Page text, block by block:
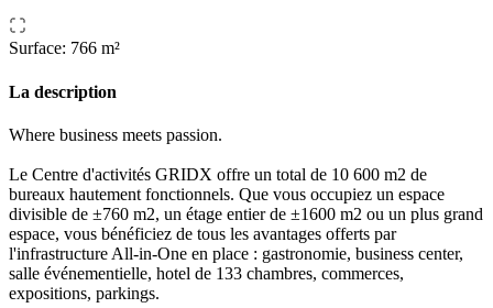
Surface: 766 m²
La description
Where business meets passion.
Le Centre d'activités GRIDX offre un total de 10 600 m2 de
bureaux hautement fonctionnels. Que vous occupiez un espace
divisible de ±760 m2, un étage entier de ±1600 m2 ou un plus grand
espace, vous bénéficiez de tous les avantages offerts par
l'infrastructure All-in-One en place : gastronomie, business center,
salle événementielle, hotel de 133 chambres, commerces,
expositions, parkings.